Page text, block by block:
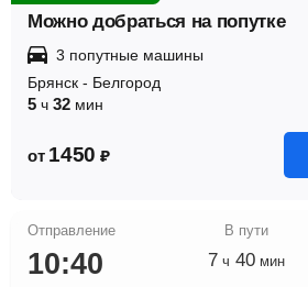
Можно добраться на попутке
3 попутные машины
Брянск - Белгород
5 ч 32 мин
от 1450 ₽
10:40 7 ч 40 мин